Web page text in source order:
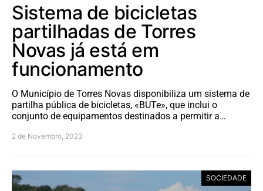
Sistema de bicicletas
partilhadas de Torres
Novas já está em
funcionamento
O Município de Torres Novas disponibiliza um sistema de
partilha pública de bicicletas, «BUTe», que inclui o
conjunto de equipamentos destinados a permitir a…
2 de Novembro, 2023
SOCIEDADE